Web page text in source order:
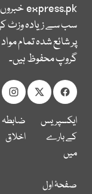
express.pk
سب سے زیادہ وزٹ
پر شائع شدہ تمام
گروپ محفوظ ہیں۔
ایکسپریس
کے بارے
میں
ضابطہ
اخلاق
صفحۂ اول